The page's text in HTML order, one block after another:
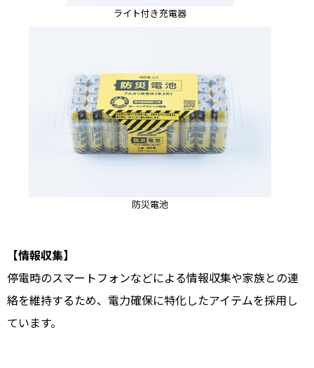
ライト付き充電器
防災電池
【情報収集】
停電時のスマートフォンなどによる情報収集や家族との連
絡を維持するため、電力確保に特化したアイテムを採用し
ています。